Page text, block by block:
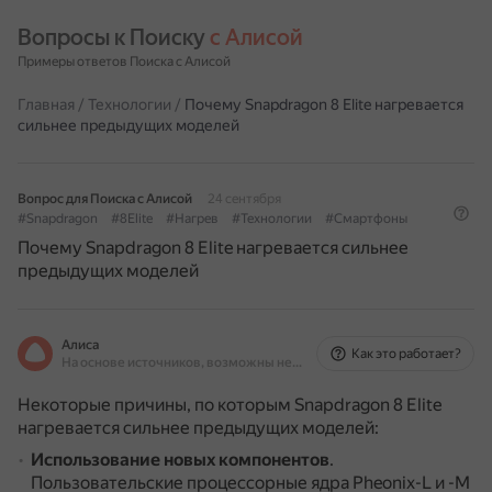
Вопросы к Поиску с Алисой
Примеры ответов Поиска с Алисой
Главная / Технологии / Почему Snapdragon 8 Elite нагревается
сильнее предыдущих моделей
Вопрос для Поиска с Алисой
24 сентября
#Snapdragon
#8Elite #Нагрев #Технологии #Смартфоны
Почему Snapdragon 8 Elite нагревается сильнее
предыдущих моделей
Алиса
На основе источников, возможны неточности
Как это работает?
Некоторые причины, по которым Snapdragon 8 Elite
нагревается сильнее предыдущих моделей:
Использование новых компонентов.
Пользовательские процессорные ядра Pheonix-L и -M